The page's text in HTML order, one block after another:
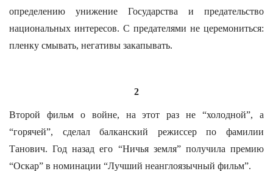
определению унижение Государства и предательство
национальных интересов. С предателями не церемониться:
пленку смывать, негативы закапывать.
2
Второй фильм о войне, на этот раз не “холодной”, а
“горячей”, сделал балканский режиссер по фамилии
Танович. Год назад его “Ничья земля” получила премию
“Оскар” в номинации “Лучший неанглоязычный фильм”.